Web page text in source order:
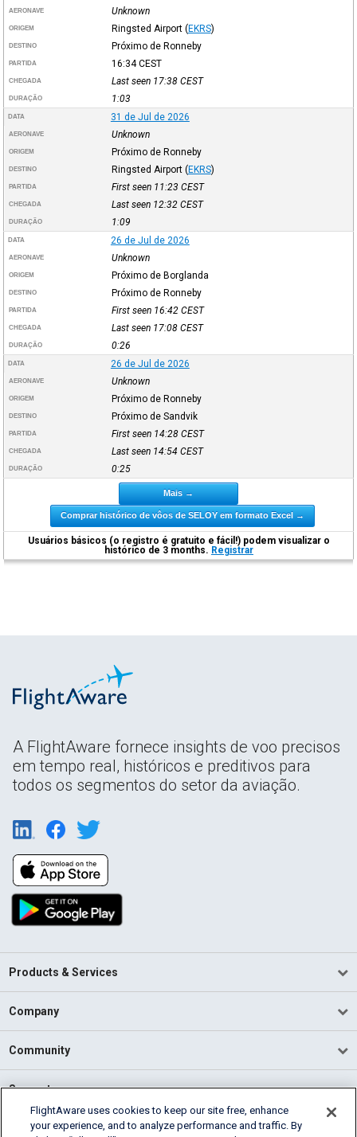
AERONAVE Unknown
ORIGEM Ringsted Airport (EKRS)
DESTINO Próximo de Ronneby
PARTIDA 16:34CEST
CHEGADA Last seen 17:38 CEST
DURAÇÃO 1:03
DATA 31 de Jul de 2026
AERONAVE Unknown
ORIGEM Próximo de Ronneby
DESTINO Ringsted Airport (EKRS)
PARTIDA First seen 11:23 CEST
CHEGADA Last seen 12:32 CEST
DURAÇÃO 1:09
DATA 26 de Jul de 2026
AERONAVE Unknown
ORIGEM Próximo de Borglanda
DESTINO Próximo de Ronneby
PARTIDA First seen 16:42 CEST
CHEGADA Last seen 17:08 CEST
DURAÇÃO 0:26
DATA 26 de Jul de 2026
AERONAVE Unknown
ORIGEM Próximo de Ronneby
DESTINO Próximo de Sandvik
PARTIDA First seen 14:28 CEST
CHEGADA Last seen 14:54 CEST
DURAÇÃO 0:25
Mais →
Comprar histórico de vôos de SELOY em formato Excel →
Usuários básicos (o registro é gratuito e fácil!) podem visualizar o
histórico de 3 months. Registrar
A FlightAware fornece insights de voo precisos
em tempo real, históricos e preditivos para
todos os segmentos do setor da aviação.
Products & Services
Company
Community
Support
English (USA)
FlightAware uses cookies to keep our site free, enhance
your experience, and to analyze performance and traffic. By